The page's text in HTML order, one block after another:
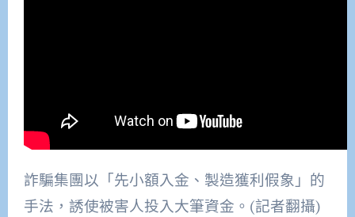
詐騙集團以「先小額入金、製造獲利假象」的
手法，誘使被害人投入大筆資金。(記者翻攝)